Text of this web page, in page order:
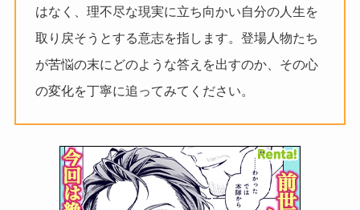
はなく、理不尽な現実に立ち向かい自分の人生を
取り戻そうとする意志を指します。登場人物たち
が苦悩の末にどのような答えを出すのか、その心
の変化を丁寧に追ってみてください。